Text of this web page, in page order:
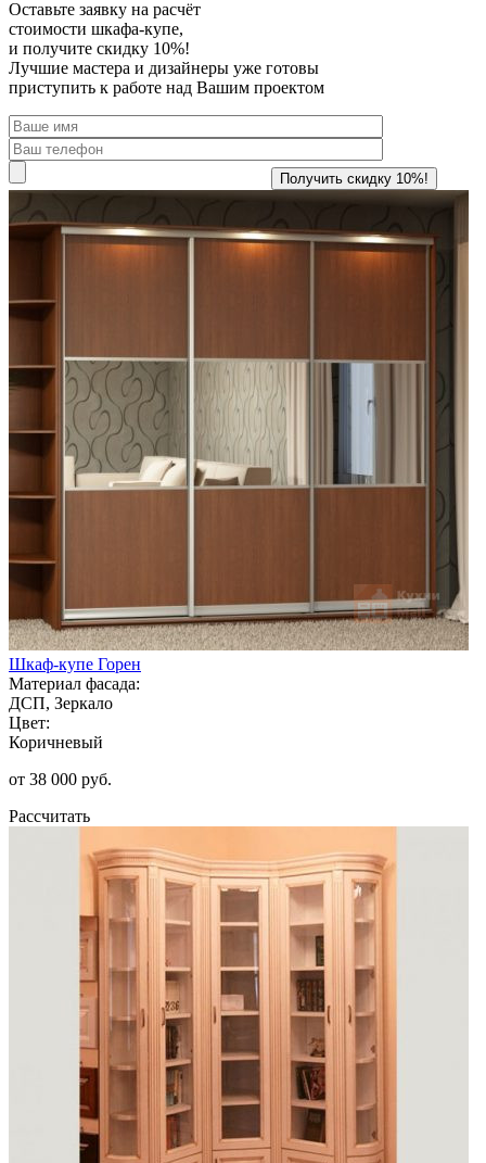
Оставьте заявку на расчёт
стоимости шкафа-купе,
и получите скидку 10%!
Лучшие мастера и дизайнеры уже готовы
приступить к работе над Вашим проектом
Шкаф-купе Горен
Материал фасада:
ДСП, Зеркало
Цвет:
Коричневый
от 38 000 руб.
Рассчитать